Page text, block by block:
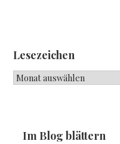
Lesezeichen
Lesezeichen
Im Blog blättern